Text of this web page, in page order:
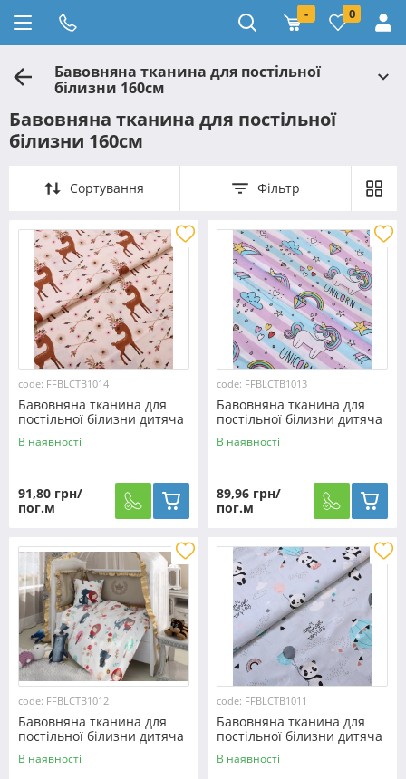
- 0
Бавовняна тканина для постільної
білизни 160см
Бавовняна тканина для постільної
білизни 160см
Сортування Фільтр
code: FFBLCTB1014
Бавовняна тканина для
постільної білизни дитяча
CTB1014
В наявності
91,80 грн/
пог.м
code: FFBLCTB1013
Бавовняна тканина для
постільної білизни дитяча
CTB1013
В наявності
89,96 грн/
пог.м
code: FFBLCTB1012
Бавовняна тканина для
постільної білизни дитяча
CTB1012
В наявності
code: FFBLCTB1011
Бавовняна тканина для
постільної білизни дитяча
CTB1011
В наявності